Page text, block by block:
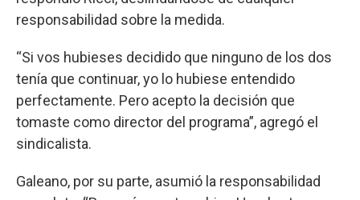
responsabilidad sobre la medida.
“Si vos hubieses decidido que ninguno de los dos
tenía que continuar, yo lo hubiese entendido
perfectamente. Pero acepto la decisión que
tomaste como director del programa”, agregó el
sindicalista.
Galeano, por su parte, asumió la responsabilidad